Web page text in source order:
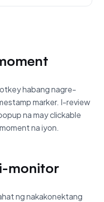
habang nagre-
marker. I-review
na may clickable
na iyon.
monitor
ng nakakonektang